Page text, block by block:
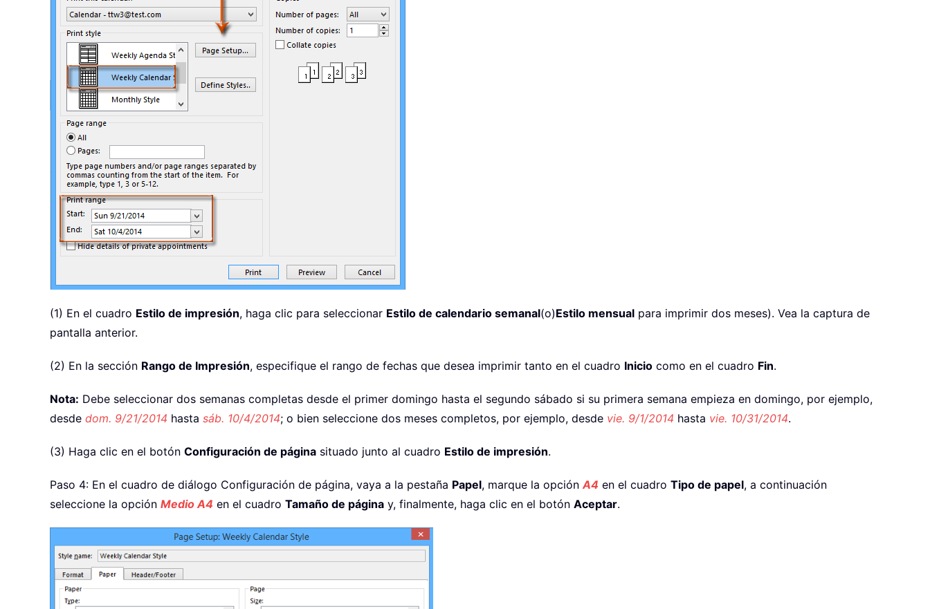
(1) En el cuadro Estilo de impresión, haga clic para seleccionar Estilo de calendario semanal(o)Estilo mensual para imprimir dos meses). Vea la captura de
pantalla anterior.
(2) En la sección Rango de Impresión, especifique el rango de fechas que desea imprimir tanto en el cuadro Inicio como en el cuadro Fin.
Nota: Debe seleccionar dos semanas completas desde el primer domingo hasta el segundo sábado si su primera semana empieza en domingo, por ejemplo,
desde dom. 9/21/2014 hasta sáb. 10/4/2014; o bien seleccione dos meses completos, por ejemplo, desde vie. 9/1/2014 hasta vie. 10/31/2014.
(3) Haga clic en el botón Configuración de página situado junto al cuadro Estilo de impresión.
Paso 4: En el cuadro de diálogo Configuración de página, vaya a la pestaña Papel, marque la opción A4 en el cuadro Tipo de papel, a continuación
seleccione la opción Medio A4 en el cuadro Tamaño de página y, finalmente, haga clic en el botón Aceptar.